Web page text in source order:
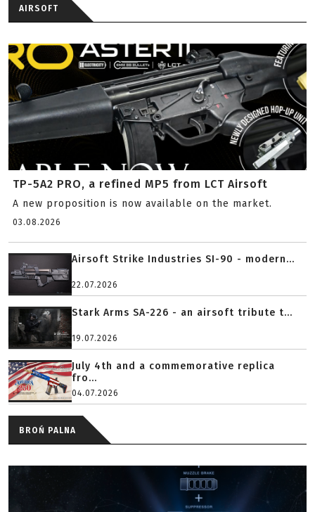
AIRSOFT
TP-5A2 PRO, a refined MP5 from LCT Airsoft
A new proposition is now available on the market.
03.08.2026
Airsoft Strike Industries SI-90 - modern...
22.07.2026
Stark Arms SA-226 - an airsoft tribute t...
19.07.2026
July 4th and a commemorative replica
fro...
04.07.2026
BROŃ PALNA